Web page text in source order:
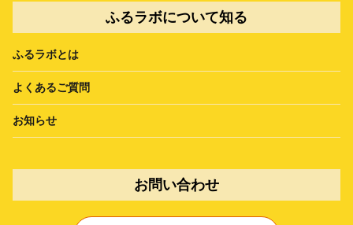
ふるラボについて知る
ふるラボとは
よくあるご質問
お知らせ
お問い合わせ